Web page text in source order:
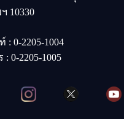
10330
: 0-2205-1004
: 0-2205-1005